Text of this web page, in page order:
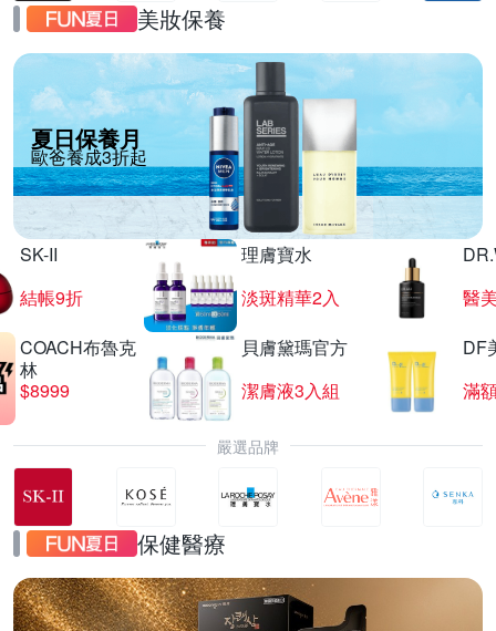
美妝保養
夏日保養月
歐爸養成3折起
SK-II
結帳9折
理膚寶水
淡斑精華2入
醫
COACH布魯克
林
$8999
貝膚黛瑪官方
潔膚液3入組
DF
滿
嚴選品牌
保健醫療